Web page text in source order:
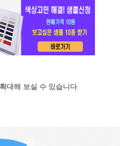
대해 보실 수 있습니다